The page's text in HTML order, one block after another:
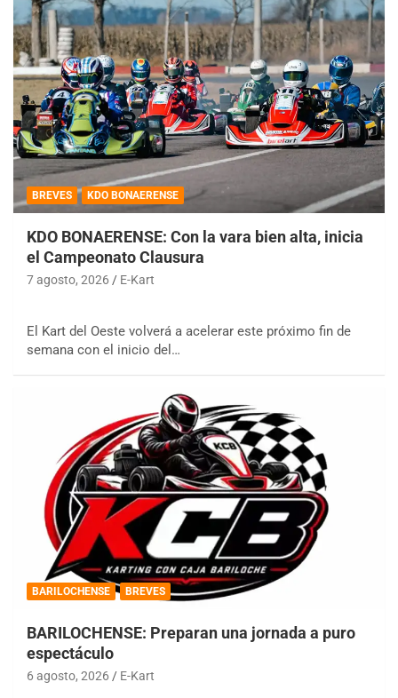
BREVES KDO BONAERENSE
KDO BONAERENSE: Con la vara bien alta, inicia
el Campeonato Clausura
7 agosto, 2026 E-Kart
El Kart del Oeste volverá a acelerar este próximo fin de
semana con el inicio del…
BARILOCHENSE BREVES
BARILOCHENSE: Preparan una jornada a puro
espectáculo
6 agosto, 2026 E-Kart